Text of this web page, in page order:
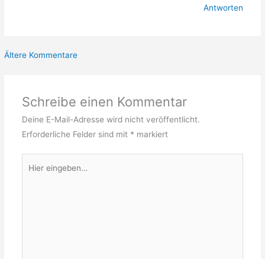
Antworten
Neuere
Ältere Kommentare
Schreibe einen Kommentar
Deine E-Mail-Adresse wird nicht veröffentlicht.
Erforderliche Felder sind mit * markiert
eingeben…